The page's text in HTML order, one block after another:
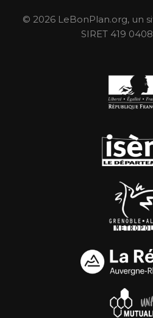
© 2026 LeBonPlan.org, un
SIRET 419